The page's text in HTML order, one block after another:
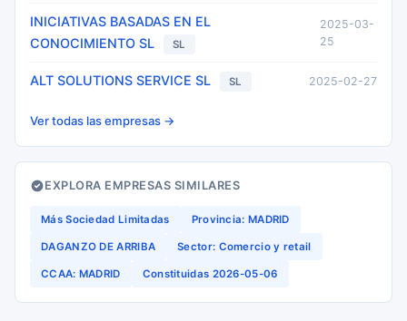
INICIATIVAS BASADAS EN EL
CONOCIMIENTO SL
SL
2025-03-
25
ALT SOLUTIONS SERVICE SL SL 2025-02-27
Ver todas las empresas →
EXPLORA EMPRESAS SIMILARES
Más Sociedad Limitadas Provincia: MADRID
DAGANZO DE ARRIBA Sector: Comercio y retail
CCAA: MADRID Constituidas 2026-05-06